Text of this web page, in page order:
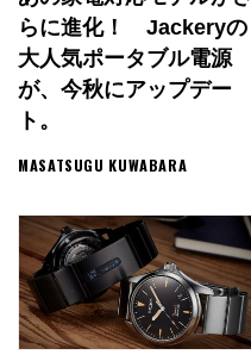
らに進化！ Jackeryの
大人気ポータブル電源
が、今秋にアップデー
ト。
MASATSUGU KUWABARA